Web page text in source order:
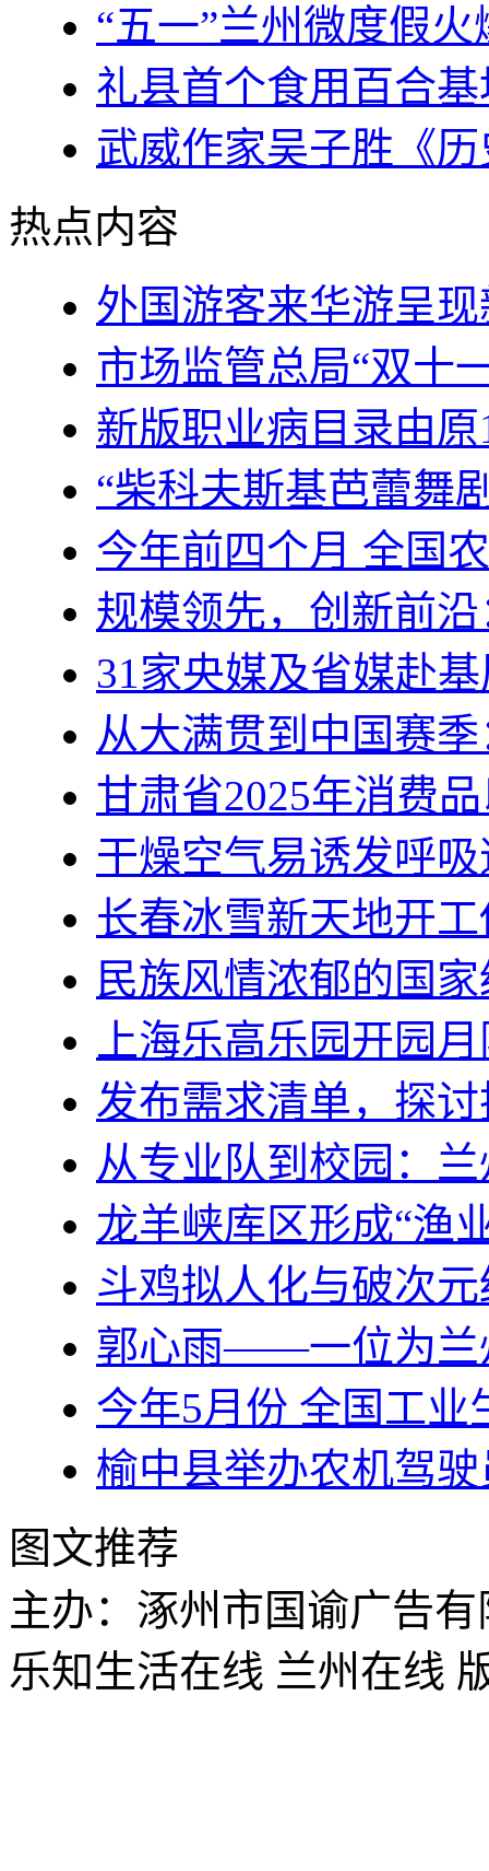
“五一”兰州微度假
礼县首个食用百合
武威作家吴子胜《
热点内容
外国游客来华游呈
市场监管总局“双十
新版职业病目录由原
“柴科夫斯基芭蕾舞
今年前四个月 全国
规模领先，创新前
31家央媒及省媒赴
从大满贯到中国赛
甘肃省2025年消费
干燥空气易诱发呼
长春冰雪新天地开
民族风情浓郁的国
上海乐高乐园开园
发布需求清单，探
从专业队到校园：
龙羊峡库区形成“渔
斗鸡拟人化与破次
郭心雨——一位为兰
今年5月份 全国工业
榆中县举办农机驾
图文推荐
主办：涿州市国谕广告
乐知生活在线 兰州在线